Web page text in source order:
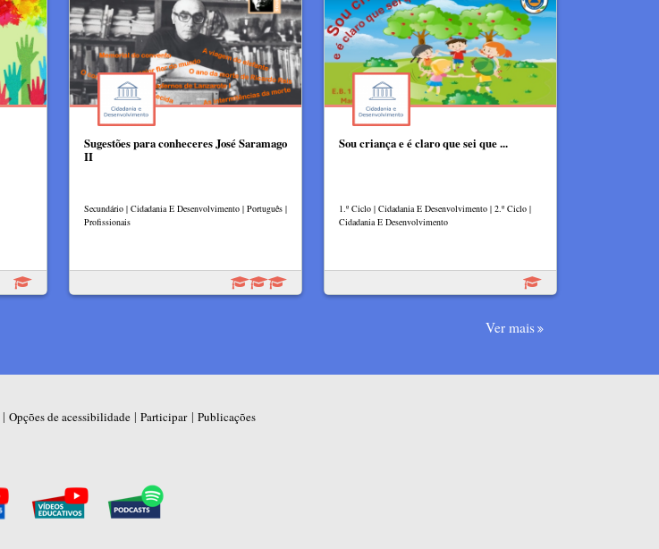
Sugestões para conheceres José Saramago
II
Secundário | Cidadania E Desenvolvimento | Português |
Profissionais
Sou criança e é claro que sei que ...
1.º Ciclo | Cidadania E Desenvolvimento | 2.º Ciclo |
Cidadania E Desenvolvimento
Ver mais
| Opções de acessibilidade | Participar| Publicações